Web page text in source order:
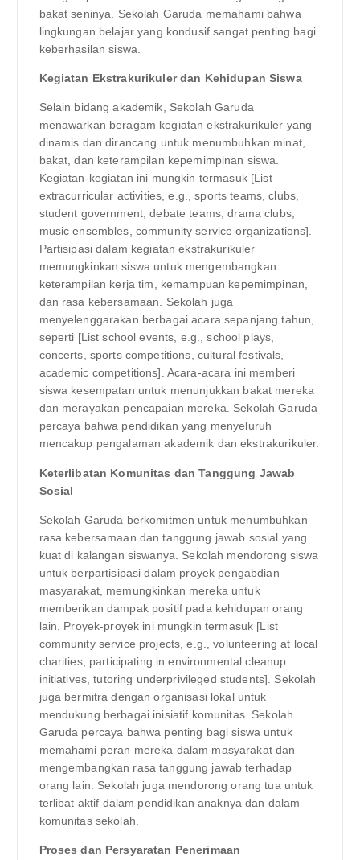
bakat seninya. Sekolah Garuda memahami bahwa
lingkungan belajar yang kondusif sangat penting bagi
keberhasilan siswa.
Kegiatan Ekstrakurikuler dan Kehidupan Siswa
Selain bidang akademik, Sekolah Garuda
menawarkan beragam kegiatan ekstrakurikuler yang
dinamis dan dirancang untuk menumbuhkan minat,
bakat, dan keterampilan kepemimpinan siswa.
Kegiatan-kegiatan ini mungkin termasuk [List
extracurricular activities, e.g., sports teams, clubs,
student government, debate teams, drama clubs,
music ensembles, community service organizations].
Partisipasi dalam kegiatan ekstrakurikuler
memungkinkan siswa untuk mengembangkan
keterampilan kerja tim, kemampuan kepemimpinan,
dan rasa kebersamaan. Sekolah juga
menyelenggarakan berbagai acara sepanjang tahun,
seperti [List school events, e.g., school plays,
concerts, sports competitions, cultural festivals,
academic competitions]. Acara-acara ini memberi
siswa kesempatan untuk menunjukkan bakat mereka
dan merayakan pencapaian mereka. Sekolah Garuda
percaya bahwa pendidikan yang menyeluruh
mencakup pengalaman akademik dan ekstrakurikuler.
Keterlibatan Komunitas dan Tanggung Jawab
Sosial
Sekolah Garuda berkomitmen untuk menumbuhkan
rasa kebersamaan dan tanggung jawab sosial yang
kuat di kalangan siswanya. Sekolah mendorong siswa
untuk berpartisipasi dalam proyek pengabdian
masyarakat, memungkinkan mereka untuk
memberikan dampak positif pada kehidupan orang
lain. Proyek-proyek ini mungkin termasuk [List
community service projects, e.g., volunteering at local
charities, participating in environmental cleanup
initiatives, tutoring underprivileged students]. Sekolah
juga bermitra dengan organisasi lokal untuk
mendukung berbagai inisiatif komunitas. Sekolah
Garuda percaya bahwa penting bagi siswa untuk
memahami peran mereka dalam masyarakat dan
mengembangkan rasa tanggung jawab terhadap
orang lain. Sekolah juga mendorong orang tua untuk
terlibat aktif dalam pendidikan anaknya dan dalam
komunitas sekolah.
Proses dan Persyaratan Penerimaan